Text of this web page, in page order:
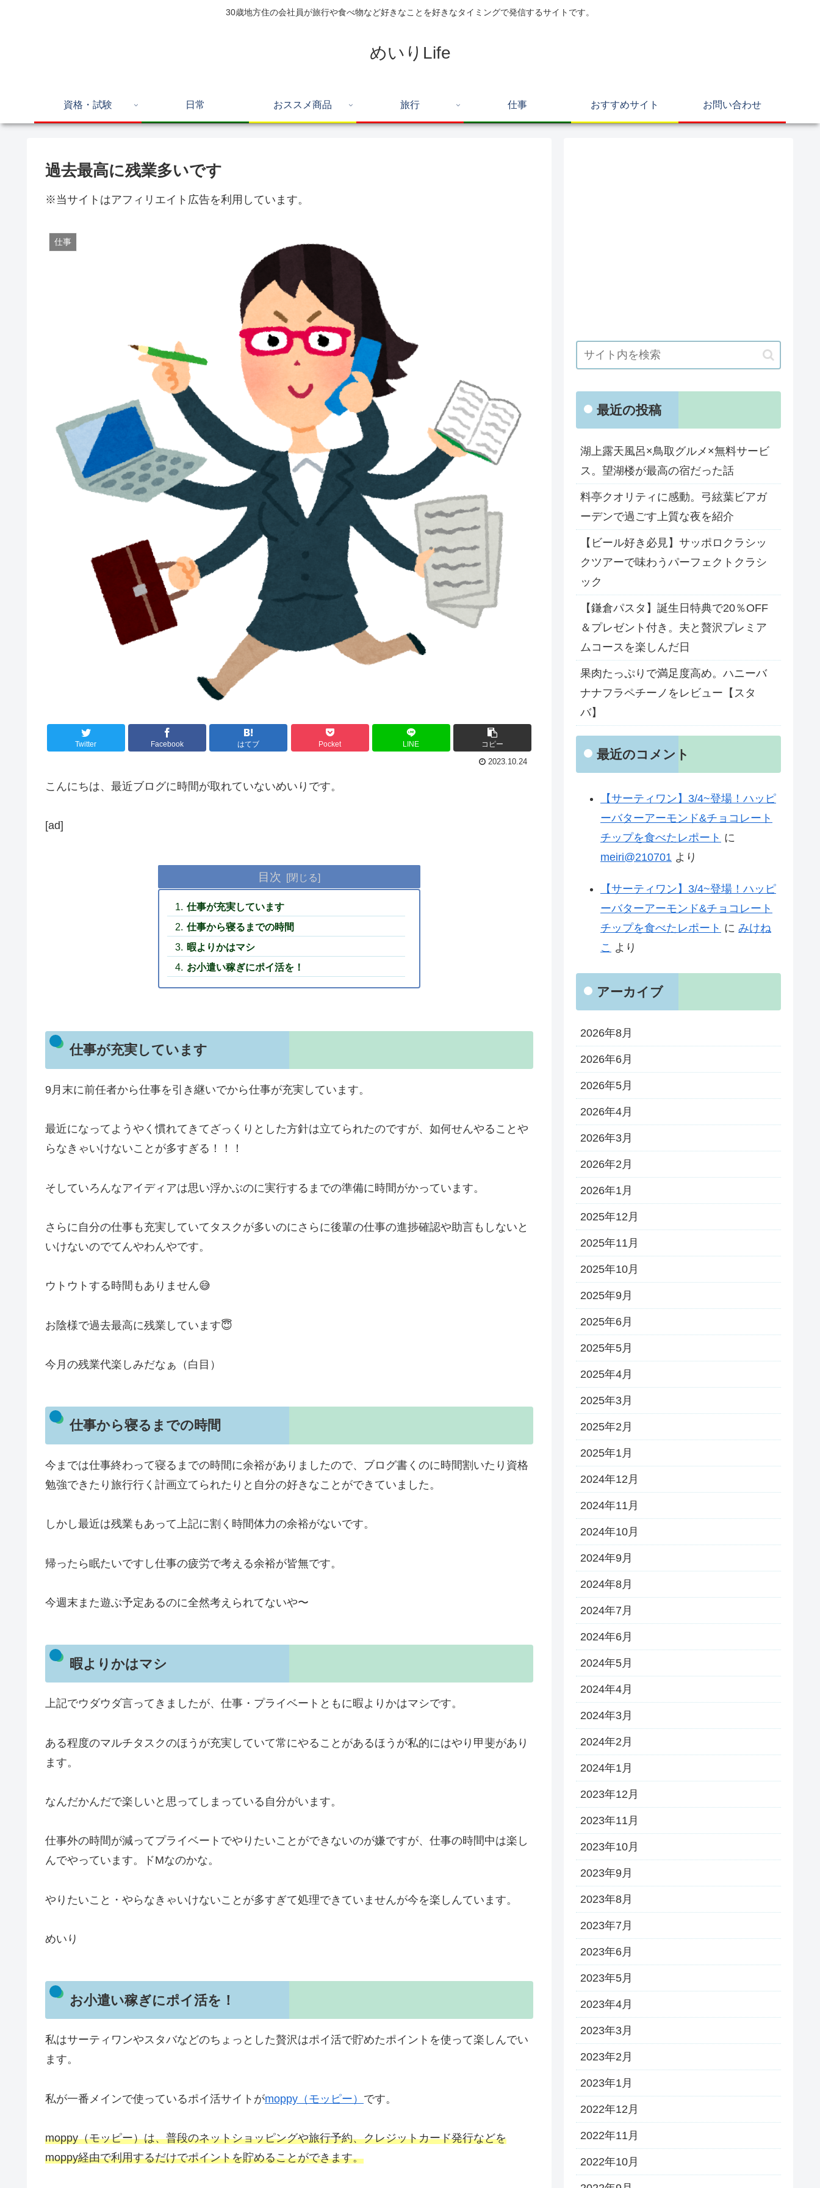
30歳地方住の会社員が旅行や食べ物など好きなことを好きなタイミングで発信するサイトです。
めいりLife
資格・試験 日常 おススメ商品 旅行 仕事 おすすめサイト お問い合わせ
過去最高に残業多いです
※当サイトはアフィリエイト広告を利用しています。
仕事
Twitter Facebook はてブ Pocket LINE コピー
2023.10.24
こんにちは、最近ブログに時間が取れていないめいりです。
[ad]
目次
仕事が充実しています
仕事から寝るまでの時間
暇よりかはマシ
お小遣い稼ぎにポイ活を！
仕事が充実しています
9月末に前任者から仕事を引き継いでから仕事が充実しています。
最近になってようやく慣れてきてざっくりとした方針は立てられたのですが、如何せんやることや
らなきゃいけないことが多すぎる！！！
そしていろんなアイディアは思い浮かぶのに実行するまでの準備に時間がかっています。
さらに自分の仕事も充実していてタスクが多いのにさらに後輩の仕事の進捗確認や助言もしないと
いけないのでてんやわんやです。
ウトウトする時間もありません😅
お陰様で過去最高に残業しています😇
今月の残業代楽しみだなぁ（白目）
仕事から寝るまでの時間
今までは仕事終わって寝るまでの時間に余裕がありましたので、ブログ書くのに時間割いたり資格
勉強できたり旅行行く計画立てられたりと自分の好きなことができていました。
しかし最近は残業もあって上記に割く時間体力の余裕がないです。
帰ったら眠たいですし仕事の疲労で考える余裕が皆無です。
今週末また遊ぶ予定あるのに全然考えられてないや〜
暇よりかはマシ
上記でウダウダ言ってきましたが、仕事・プライベートともに暇よりかはマシです。
ある程度のマルチタスクのほうが充実していて常にやることがあるほうが私的にはやり甲斐があり
ます。
なんだかんだで楽しいと思ってしまっている自分がいます。
仕事外の時間が減ってプライベートでやりたいことができないのが嫌ですが、仕事の時間中は楽し
んでやっています。ドMなのかな。
やりたいこと・やらなきゃいけないことが多すぎて処理できていませんが今を楽しんています。
めいり
お小遣い稼ぎにポイ活を！
私はサーティワンやスタバなどのちょっとした贅沢はポイ活で貯めたポイントを使って楽しんでい
ます。
私が一番メインで使っているポイ活サイトがmoppy（モッピー） です。
moppy（モッピー）は、普段のネットショッピングや旅行予約、クレジットカード発行などを
moppy経由で利用するだけでポイントを貯めることができます。
最近の投稿
湖上露天風呂×鳥取グルメ×無料サービ
ス。望湖楼が最高の宿だった話
料亭クオリティに感動。弓絃葉ビアガ
ーデンで過ごす上質な夜を紹介
【ビール好き必見】サッポロクラシッ
クツアーで味わうパーフェクトクラシ
ック
【鎌倉パスタ】誕生日特典で20％OFF
＆プレゼント付き。夫と贅沢プレミア
ムコースを楽しんだ日
果肉たっぷりで満足度高め。ハニーバ
ナナフラペチーノをレビュー【スタ
バ】
最近のコメント
【サーティワン】3/4~登場！ハッピ
ーバターアーモンド&チョコレート
チップを食べたレポート に
meiri@210701 より
【サーティワン】3/4~登場！ハッピ
ーバターアーモンド&チョコレート
チップを食べたレポート に みけね
こ より
アーカイブ
2026年8月
2026年6月
2026年5月
2026年4月
2026年3月
2026年2月
2026年1月
2025年12月
2025年11月
2025年10月
2025年9月
2025年6月
2025年5月
2025年4月
2025年3月
2025年2月
2025年1月
2024年12月
2024年11月
2024年10月
2024年9月
2024年8月
2024年7月
2024年6月
2024年5月
2024年4月
2024年3月
2024年2月
2024年1月
2023年12月
2023年11月
2023年10月
2023年9月
2023年8月
2023年7月
2023年6月
2023年5月
2023年4月
2023年3月
2023年2月
2023年1月
2022年12月
2022年11月
2022年10月